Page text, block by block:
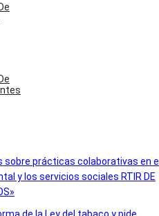
sobre prácticas colaborativas en
y los servicios sociales RTIR DE
de la Ley del tabaco y pide